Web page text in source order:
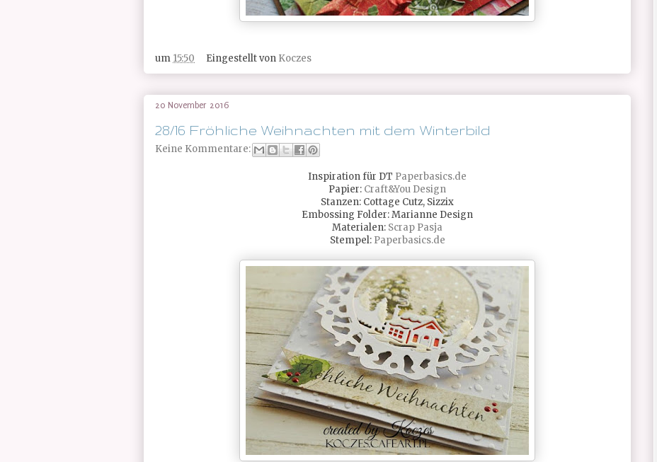
um 15:50 Eingestellt von Koczes
20 November 2016
28/16 Fröhliche Weihnachten mit dem Winterbild
Keine Kommentare:
Inspiration für DT Paperbasics.de
Papier: Craft&You Design
Stanzen: Cottage Cutz, Sizzix
Embossing Folder: Marianne Design
Materialen: Scrap Pasja
Stempel: Paperbasics.de